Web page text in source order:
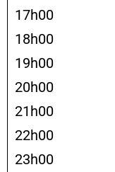
17h00
18h00
19h00
20h00
21h00
22h00
23h00